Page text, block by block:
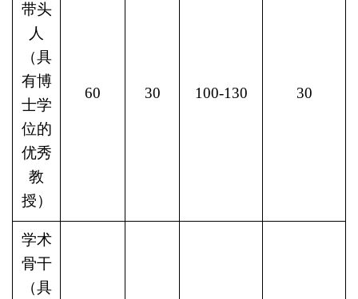
带头
人
（具
有博
士学
位的
优秀
教
授）
60 30 100-130 30
学术
骨干
（具